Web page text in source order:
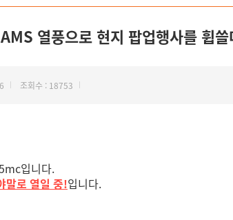
열풍으로 현지 팝업행사를 휩쓸
조회수 : 18753
입니다.
말로 열일 중!입니다.